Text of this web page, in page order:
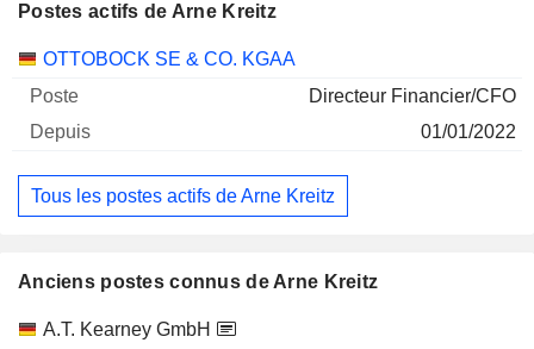
Postes actifs de Arne Kreitz
Sociétés Poste Début
OTTOBOCK SE & CO. KGAA
Directeur Financier/CFO
01/01/2022
Tous les postes actifs de Arne Kreitz
Anciens postes connus de Arne Kreitz
Sociétés Poste Fin
A.T. Kearney GmbH